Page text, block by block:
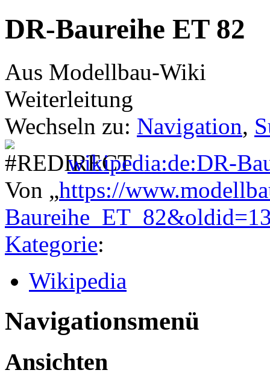
DR-Baureihe ET 82
Aus Modellbau-Wiki
Weiterleitung
Wechseln zu: Navigation,
wikipedia:de:DR-
Von „https://
Kategorie:
Wikipedia
Navigationsmenü
Ansichten